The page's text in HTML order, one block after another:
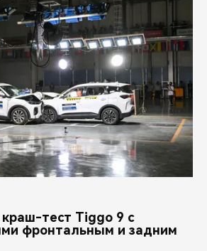
тест Tiggo 9 с
фронтальным и задним